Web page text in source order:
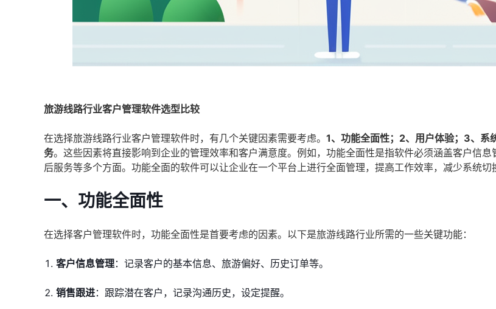
旅游线路行业客户管理软件选型比较
在选择旅游线路行业客户管理软件时，有几个关键因素需要考虑。 1、功能全面性；2、用户体验；3、系
务。这些因素将直接影响到企业的管理效率和客户满意度。例如，功能全面性是指软件必须涵盖客户信息
后服务等多个方面。功能全面的软件可以让企业在一个平台上进行全面管理，提高工作效率，减少系统切
一、功能全面性
在选择客户管理软件时，功能全面性是首要考虑的因素。以下是旅游线路行业所需的一些关键功能：
客户信息管理：记录客户的基本信息、旅游偏好、历史订单等。
销售跟进：跟踪潜在客户，记录沟通历史，设定提醒。